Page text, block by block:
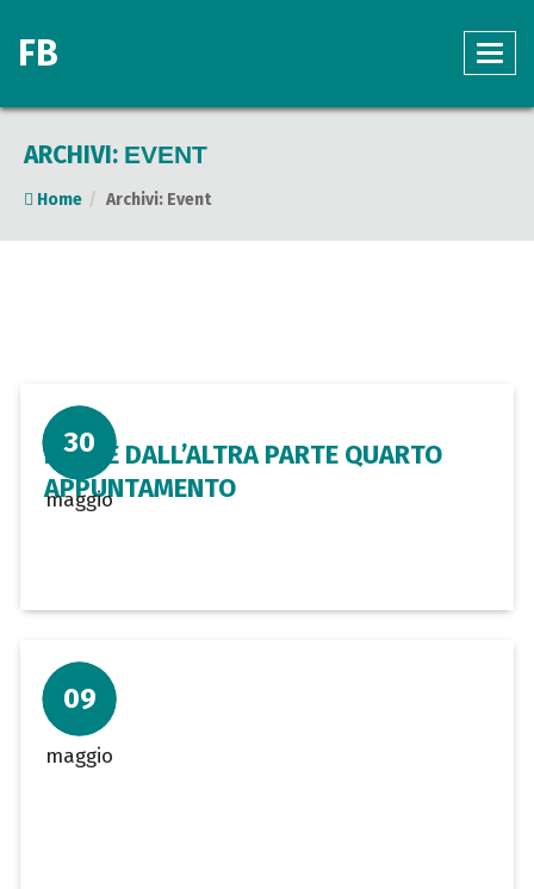
FB
ARCHIVI: EVENT
Home Archivi: Event
30
maggio
L’ARTE DALL’ALTRA PARTE QUARTO
APPUNTAMENTO
09
maggio